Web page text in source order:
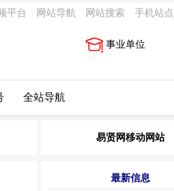
平台 网站导航 网站搜索 手机站点
事业单位
全站导航
易贤网移动网站
最新信息